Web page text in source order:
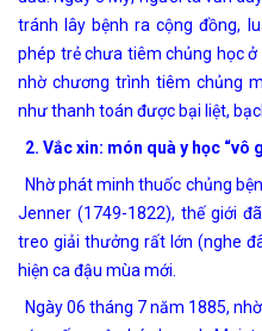
tránh lây bệnh ra cộng đồng,
phép trẻ chưa tiêm chủng học
nhờ chương trình tiêm chủng
như thanh toán được bại liệt,
2. Vắc xin: món quà y học “vô
Nhờ phát minh thuốc chủng
Jenner (1749-1822), thế giới
treo giải thưởng rất lớn (nghe
hiện ca đậu mùa mới.
Ngày 06 tháng 7 năm 1885,